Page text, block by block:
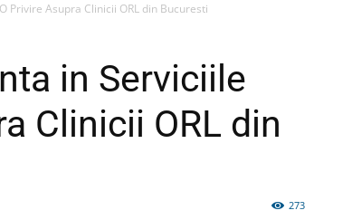
Privire Asupra Clinicii ORL din Bucuresti
in Serviciile
Clinicii ORL din
273